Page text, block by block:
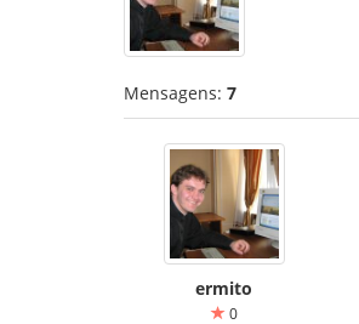
Mensagens: 7
ermito
0